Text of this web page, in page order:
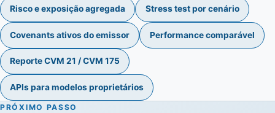
Risco e exposição agregada Stress test por cenário
Covenants ativos do emissor Performance comparável
Reporte CVM 21 / CVM 175
APIs para modelos proprietários
PRÓXIMO PASSO